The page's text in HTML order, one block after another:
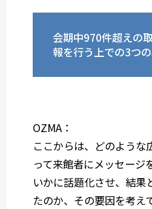
会期中970件超えの
報を行う上での3つ
OZMA：
ここからは、どのような
って来館者にメッセージ
いかに話題化させ、結果
たのか、その要因を考え